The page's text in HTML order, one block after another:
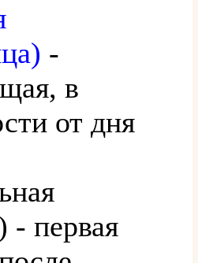
-
в
от дня
- первая